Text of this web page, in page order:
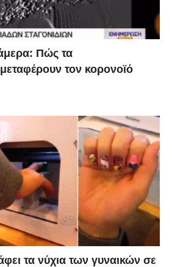
Πώς τα
τον κορονοϊό
τα νύχια των γυναικών σε